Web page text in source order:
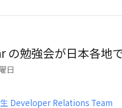
の勉強会が日本各地
日
Developer Relations Team